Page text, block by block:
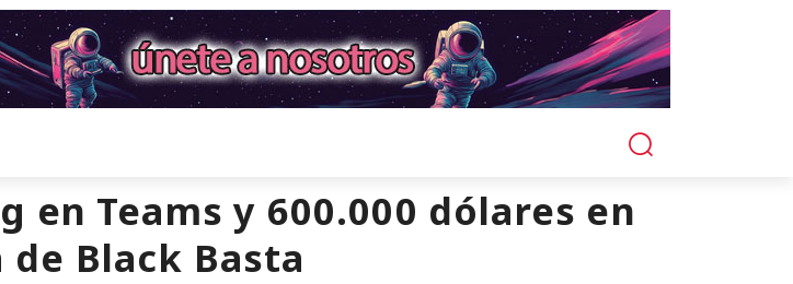
en Teams y 600.000 dólares en
Black Basta